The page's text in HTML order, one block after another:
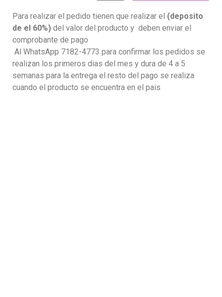
Para realizar el pedido tienen que realizar el (deposito
de el 60%) del valor del producto y deben enviar el
comprobante de pago
Al WhatsApp 7182-4773 para confirmar los pedidos se
realizan los primeros dias del mes y dura de 4 a 5
semanas para la entrega el resto del pago se realiza
cuando el producto se encuentra en el pais